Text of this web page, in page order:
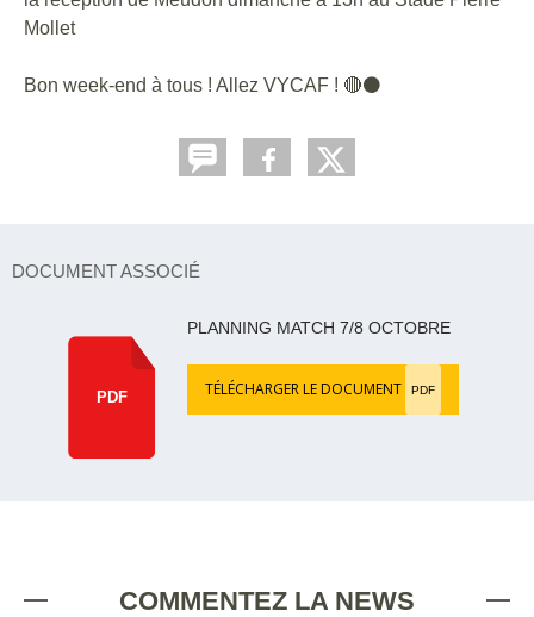
Mollet
Bon week-end à tous ! Allez VYCAF ! 🔴⚫
DOCUMENT ASSOCIÉ
PDF
PLANNING MATCH 7/8 OCTOBRE
TÉLÉCHARGER LE DOCUMENT PDF
COMMENTEZ LA NEWS